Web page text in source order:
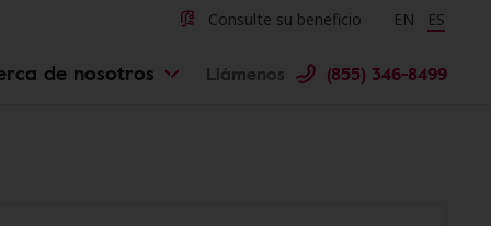
Consulte su beneficio Change
EN ES
de nosotros Llámenos (855) 346-8499